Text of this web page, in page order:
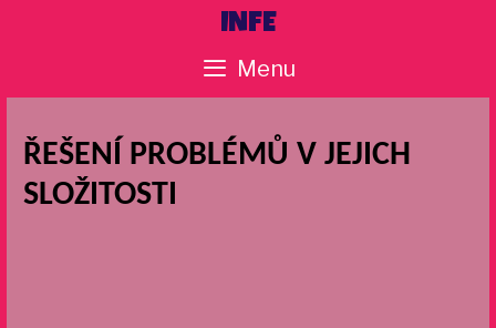
INFE
Menu
ŘEŠENÍ PROBLÉMŮ V JEJICH
SLOŽITOSTI